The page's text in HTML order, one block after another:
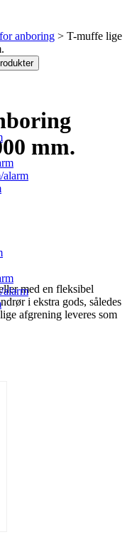
alarm
alarm
anboring
T-muffe lige
mm.
med en fleksibel
i ekstra gods, således
afgrening leveres som